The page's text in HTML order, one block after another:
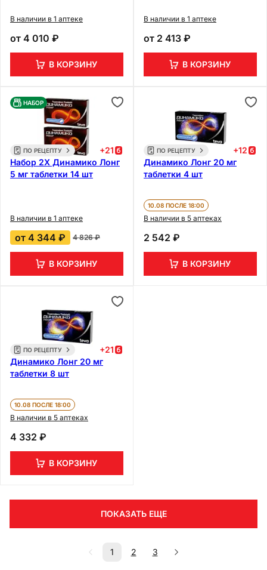
В наличии в 1 аптеке
от 4 010 ₽
В КОРЗИНУ
В наличии в 1 аптеке
от 2 413 ₽
В КОРЗИНУ
ПО РЕЦЕПТУ
НАБОР
+21
Набор 2Х Динамико Лонг
5 мг таблетки 14 шт
В наличии в 1 аптеке
от 4 344 ₽ 4 826 ₽
В КОРЗИНУ
ПО РЕЦЕПТУ +12
Динамико Лонг 20 мг
таблетки 4 шт
10.08 ПОСЛЕ 18:00
В наличии в 5 аптеках
2 542 ₽
В КОРЗИНУ
ПО РЕЦЕПТУ +21
Динамико Лонг 20 мг
таблетки 8 шт
10.08 ПОСЛЕ 18:00
В наличии в 5 аптеках
4 332 ₽
В КОРЗИНУ
ПОКАЗАТЬ ЕЩЕ
1 2 3